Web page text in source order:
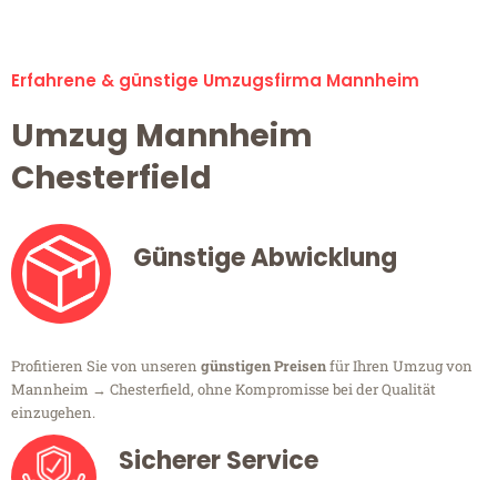
Erfahrene & günstige Umzugsfirma Mannheim
Umzug Mannheim
Chesterfield
Günstige Abwicklung
Profitieren Sie von unseren günstigen Preisenfür Ihren Umzug von
Mannheim → Chesterfield, ohne Kompromisse bei der Qualität
einzugehen.
Sicherer Service